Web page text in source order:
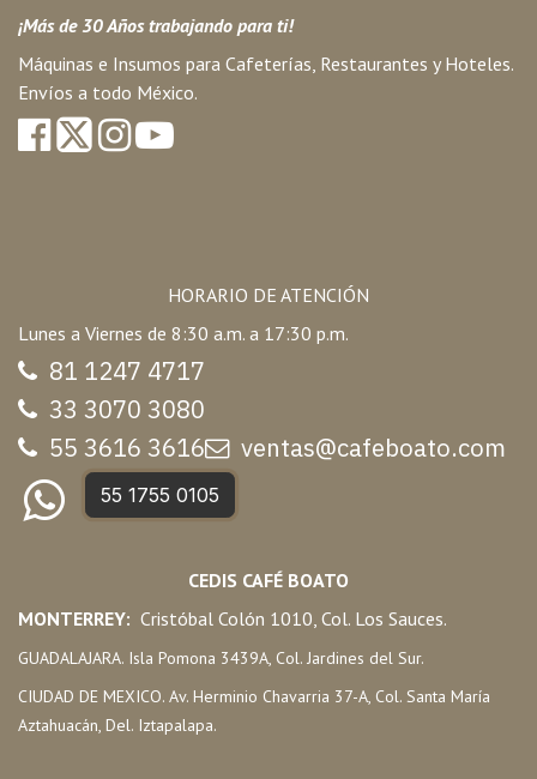
¡Más de 30 Años trabajando para ti!
Máquinas e Insumos para Cafeterías, Restaurantes y Hoteles.
Envíos a todo México.
HORARIO DE ATENCIÓN
Lunes a Viernes de 8:30 a.m. a 17:30 p.m.
81 1247 4717
33 3070 3080
55 3616 3616
ventas@cafeboato.com
55 1755 0105
CEDIS CAFÉ BOATO
MONTERREY: Cristóbal Colón 1010, Col. Los Sauces.
GUADALAJARA. Isla Pomona 3439A, Col. Jardines del Sur.
CIUDAD DE MEXICO. Av. Herminio Chavarria 37-A, Col. Santa María
Aztahuacán, Del. Iztapalapa.